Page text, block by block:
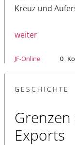
Kreuz und
weiter
JF-Online 0
GESCHICHTE
Exports